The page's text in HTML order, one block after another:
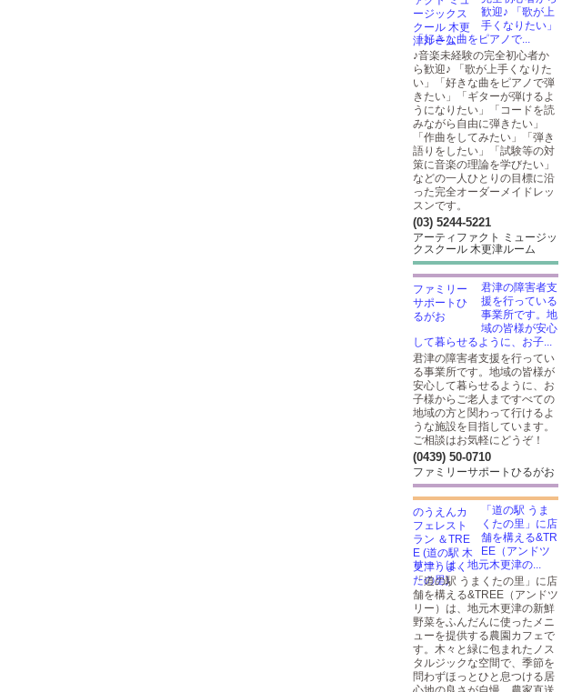
歓迎♪ 「歌が上
手くなりたい」
「好きな曲をピアノで...
♪音楽未経験の完全初心者か
ら歓迎♪ 「歌が上手くなりた
い」「好きな曲をピアノで弾
きたい」「ギターが弾けるよ
うになりたい」「コードを読
みながら自由に弾きたい」
「作曲をしてみたい」「弾き
語りをしたい」「試験等の対
策に音楽の理論を学びたい」
などの一人ひとりの目標に沿
った完全オーダーメイドレッ
スンです。
(03) 5244-5221
アーティファクト ミュージッ
クスクール 木更津ルーム
君津の障害者支
援を行っている
事業所です。地
域の皆様が安心
して暮らせるように、お子...
君津の障害者支援を行ってい
る事業所です。地域の皆様が
安心して暮らせるように、お
子様からご老人まですべての
地域の方と関わって行けるよ
うな施設を目指しています。
ご相談はお気軽にどうぞ！
(0439) 50-0710
ファミリーサポートひるがお
「道の駅 うま
くたの里」に店
舗を構える&TR
EE（アンドツ
リー）は、地元木更津の...
「道の駅 うまくたの里」に店
舗を構える&TREE（アンドツ
リー）は、地元木更津の新鮮
野菜をふんだんに使ったメニ
ューを提供する農園カフェで
す。木々と緑に包まれたノス
タルジックな空間で、季節を
問わずほっとひと息つける居